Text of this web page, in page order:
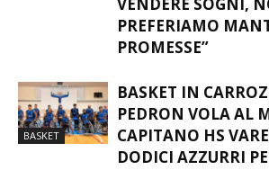
VENDERE SOGNI,
PREFERIAMO
PROMESSE”
BASKET
BASKET IN
PEDRON VOLA AL
CAPITANO HS
DODICI AZZURRI